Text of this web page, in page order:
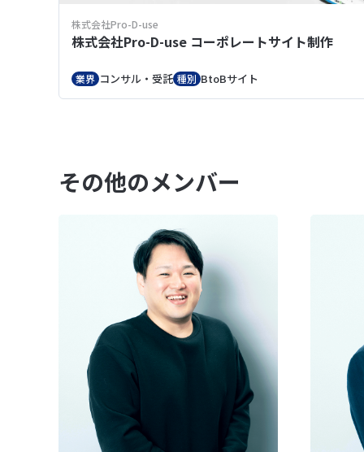
株式会社Pro-D-use
株式会社Pro-D-use コーポレートサイト制作
業界 コンサル・受託 種別 BtoBサイト
その他のメンバー